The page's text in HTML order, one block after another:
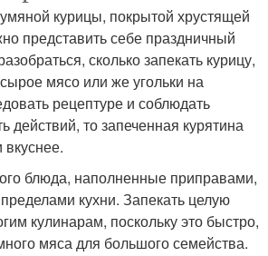
курицы, покрытой хрустящей
представить себе праздничный
сколько запекать курицу,
мясо или же угольки на
рецептуре и соблюдать
действий, то запеченная курятина
вкуснее.
блюда, наполненные приправами,
кухни. Запекать целую
кулинарам, поскольку это быстро,
мяса для большого семейства.